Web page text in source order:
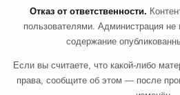
Отказ от ответственности.
пользователями. Администрация не
содержание
Если вы считаете, что какой-либо
права, сообщите об этом — после